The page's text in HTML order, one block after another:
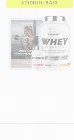
CÓDIGO: BA20